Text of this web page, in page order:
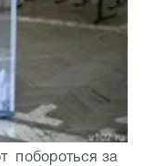
побороться за